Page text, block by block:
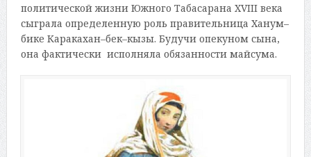
политической жизни Южного Табасарана XVIII века
сыграла определенную роль правительница Ханум–
бике Каракахан–бек–кызы. Будучи опекуном сына,
она фактически исполняла обязанности майсума.